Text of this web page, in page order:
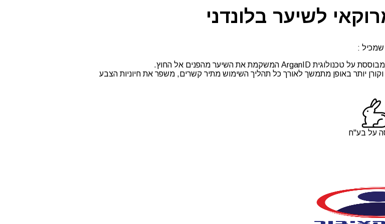
לשיער בלונדני
:
וקורן יותר באופן מתמשך לאורך כל תהליך השימוש מתיר קשרים, משפר את חיוניות הצבע
על בע"ח